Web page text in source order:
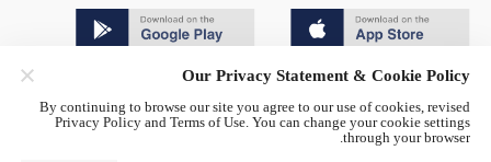
© China Radio International.CRI. All Rights Reserved. 16A
Our Privacy Statement & Cookie Policy
By continuing to browse our site you agree to our use of cookies, revised
Privacy Policy and Terms of Use. You can change your cookie settings
through your browser.